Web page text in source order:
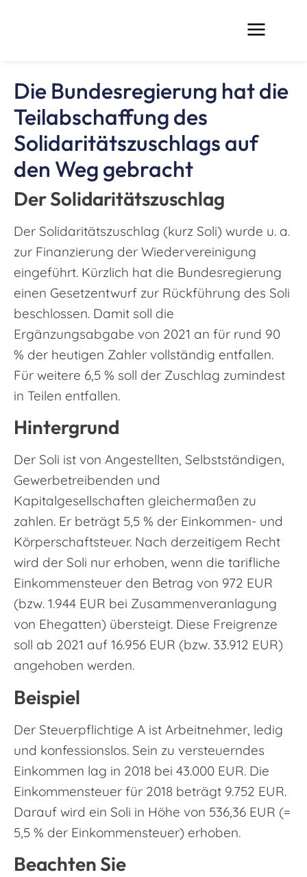
Die Bundesregierung hat die
Teilabschaffung des
Solidaritätszuschlags auf
den Weg gebracht
Der Solidaritätszuschlag
Der Solidaritätszuschlag (kurz Soli) wurde u. a.
zur Finanzierung der Wiedervereinigung
eingeführt. Kürzlich hat die Bundesregierung
einen Gesetzentwurf zur Rückführung des Soli
beschlossen. Damit soll die
Ergänzungsabgabe von 2021 an für rund 90
% der heutigen Zahler vollständig entfallen.
Für weitere 6,5 % soll der Zuschlag zumindest
in Teilen entfallen.
Hintergrund
Der Soli ist von Angestellten, Selbstständigen,
Gewerbetreibenden und
Kapitalgesellschaften gleichermaßen zu
zahlen. Er beträgt 5,5 % der Einkommen- und
Körperschaftsteuer. Nach derzeitigem Recht
wird der Soli nur erhoben, wenn die tarifliche
Einkommensteuer den Betrag von 972 EUR
(bzw. 1.944 EUR bei Zusammenveranlagung
von Ehegatten) übersteigt. Diese Freigrenze
soll ab 2021 auf 16.956 EUR (bzw. 33.912 EUR)
angehoben werden.
Beispiel
Der Steuerpflichtige A ist Arbeitnehmer, ledig
und konfessionslos. Sein zu versteuerndes
Einkommen lag in 2018 bei 43.000 EUR. Die
Einkommensteuer für 2018 beträgt 9.752 EUR.
Darauf wird ein Soli in Höhe von 536,36 EUR (=
5,5 % der Einkommensteuer) erhoben.
Beachten Sie